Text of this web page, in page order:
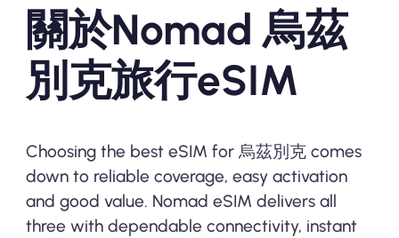
關於Nomad 烏茲
別克旅行eSIM
Choosing the best eSIM for 烏茲別克 comes
down to reliable coverage, easy activation
and good value. Nomad eSIM delivers all
three with dependable connectivity, instant